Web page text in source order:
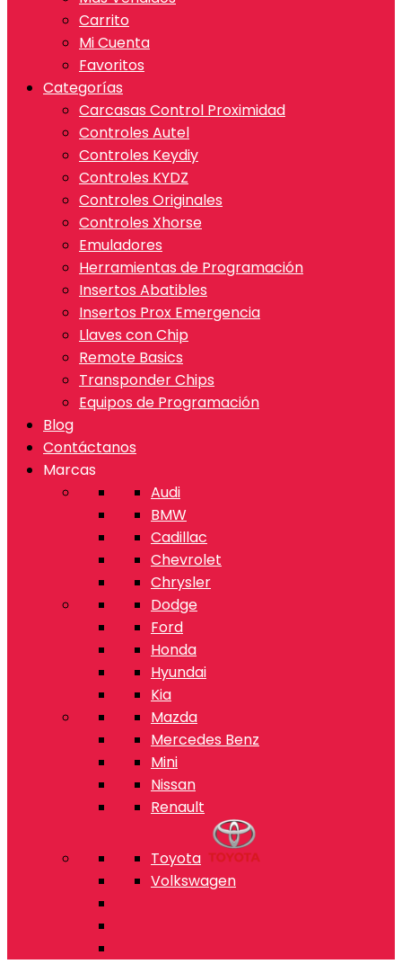
Carrito
Mi Cuenta
Favoritos
Categorías
Carcasas Control Proximidad
Controles Autel
Controles Keydiy
Controles KYDZ
Controles Originales
Controles Xhorse
Emuladores
Herramientas de Programación
Insertos Abatibles
Insertos Prox Emergencia
Llaves con Chip
Remote Basics
Transponder Chips
Equipos de Programación
Blog
Contáctanos
Marcas
Audi
BMW
Cadillac
Chevrolet
Chrysler
Dodge
Ford
Honda
Hyundai
Kia
Mazda
Mercedes Benz
Mini
Nissan
Renault
Toyota
Volkswagen